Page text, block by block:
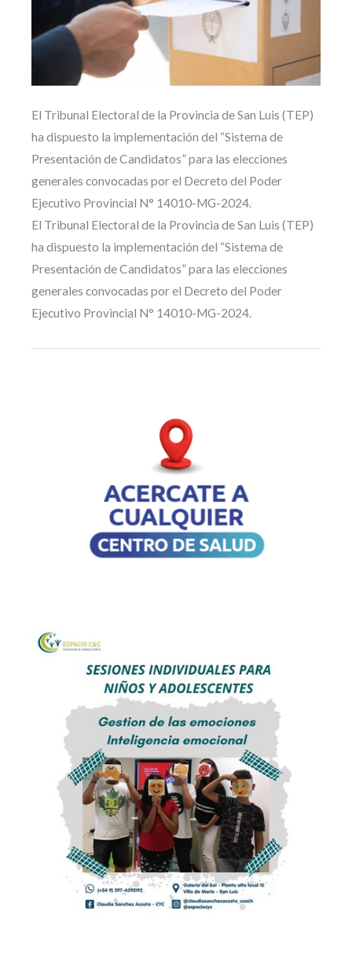
El Tribunal Electoral de la Provincia de San Luis (TEP)
ha dispuesto la implementación del “Sistema de
Presentación de Candidatos” para las elecciones
generales convocadas por el Decreto del Poder
Ejecutivo Provincial N° 14010-MG-2024.
El Tribunal Electoral de la Provincia de San Luis (TEP)
ha dispuesto la implementación del “Sistema de
Presentación de Candidatos” para las elecciones
generales convocadas por el Decreto del Poder
Ejecutivo Provincial N° 14010-MG-2024.